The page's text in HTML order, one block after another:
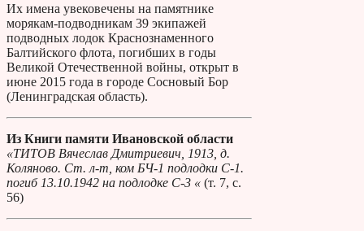
Их имена увековечены на памятнике
морякам-подводникам 39 экипажей
подводных лодок Краснознаменного
Балтийского флота, погибших в годы
Великой Отечественной войны, открыт в
июне 2015 года в городе Сосновый Бор
(Ленинградская область).
Из Книги памяти Ивановской области
«ТИТОВ Вячеслав Дмитриевич, 1913, д.
Коляново. Ст. л-т, ком БЧ-1 подлодки С-1.
погиб 13.10.1942 на подлодке С-3 « (т. 7, с.
56)